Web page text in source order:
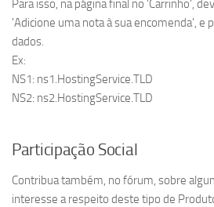
Para isso, na página final no 'Carrinho',
'Adicione uma nota à sua encomenda', e
dados.
Ex:
NS1: ns1.HostingService.TLD
NS2: ns2.HostingService.TLD
Participação Social
Contribua também, no fórum, sobre
interesse a respeito deste tipo de